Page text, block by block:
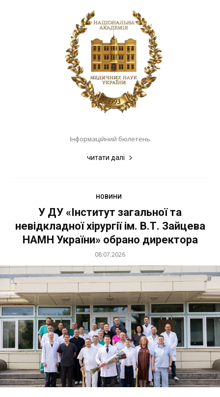
Інформаційний бюлетень
читати далі
НОВИНИ
У ДУ «Інститут загальної та
невідкладної хірургії ім. В.Т. Зайцева
НАМН України» обрано директора
08.07.2026